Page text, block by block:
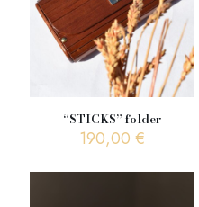
“STICKS” folder
190,00€